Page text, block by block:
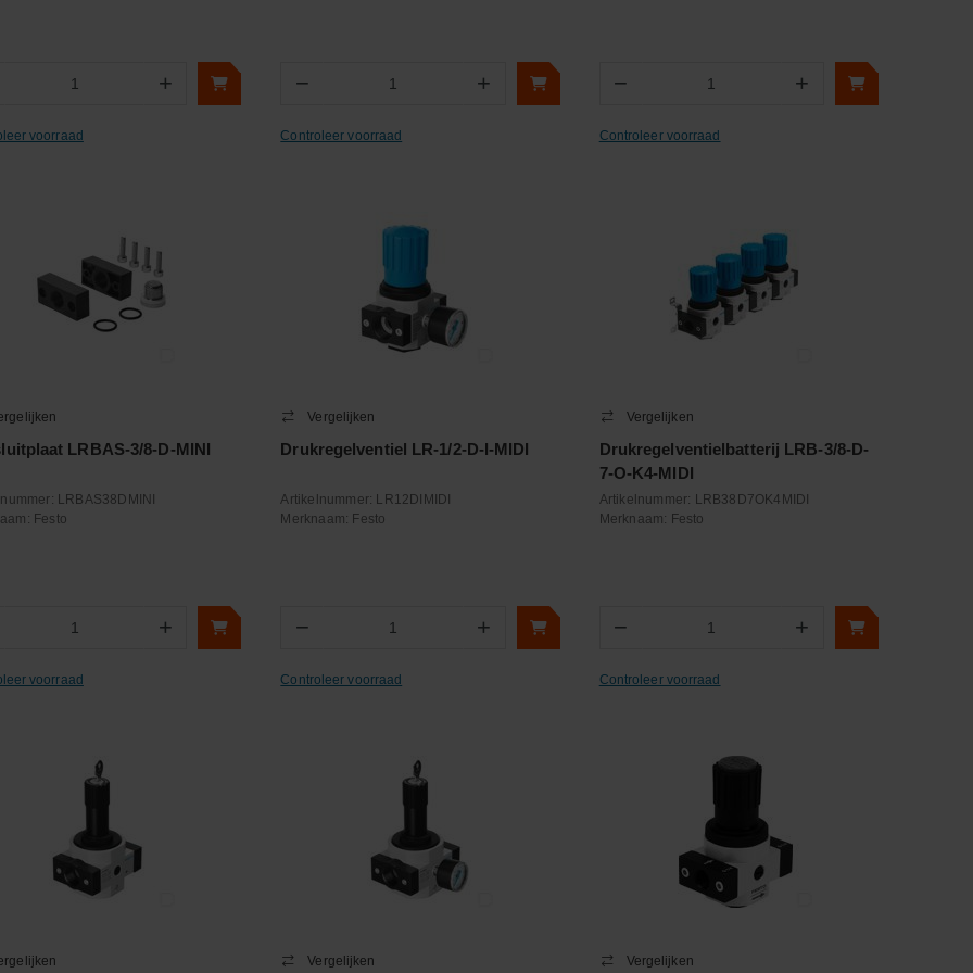
+
voorraad
− +
Controleer voorraad
− +
Controleer voorraad
LRBAS-3/8-D-MINI
LRBAS38DMINI
Festo
+
voorraad
Vergelijken
Drukregelventiel LR-1/2-D-I-MIDI
Artikelnummer: LR12DIMIDI
Merknaam: Festo
− +
Controleer voorraad
Vergelijken
Drukregelventielbatterij LRB-3/8-D-
7-O-K4-MIDI
Artikelnummer: LRB38D7OK4MIDI
Merknaam: Festo
− +
Controleer voorraad
Vergelijken Vergelijken